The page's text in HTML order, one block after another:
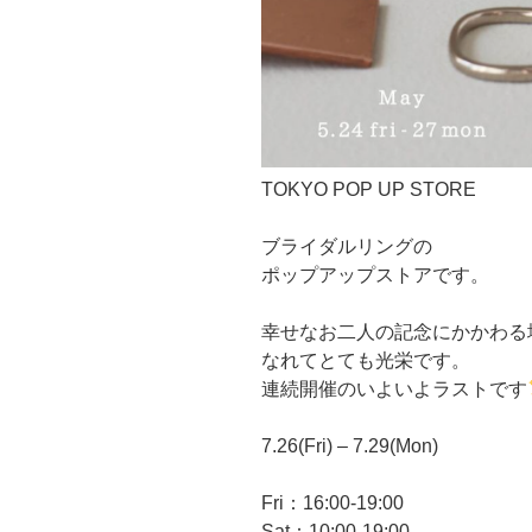
TOKYO POP UP STORE
ブライダルリングの
ポップアップストアです。
幸せなお二人の記念にかかわる
なれてとても光栄です。
連続開催のいよいよラストです
7.26(Fri) – 7.29(Mon)
Fri：16:00-19:00